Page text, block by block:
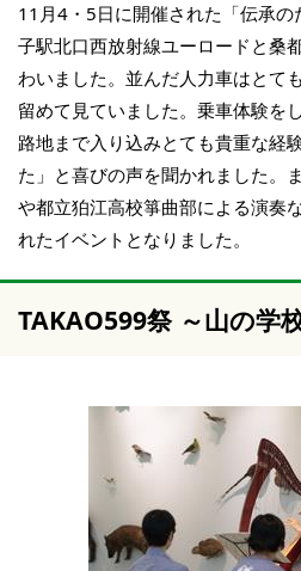
11月4・5日に開催された「伝承
子駅北口西放射線ユーロードと桑
わいました。並んだ人力車はとて
留めて見ていました。乗車体験を
路地まで入り込みとても貴重な経
た」と喜びの声を聞かれました。
や都立狛江高校箏曲部による演奏
れたイベントとなりました。
TAKAO599祭 ～山の学